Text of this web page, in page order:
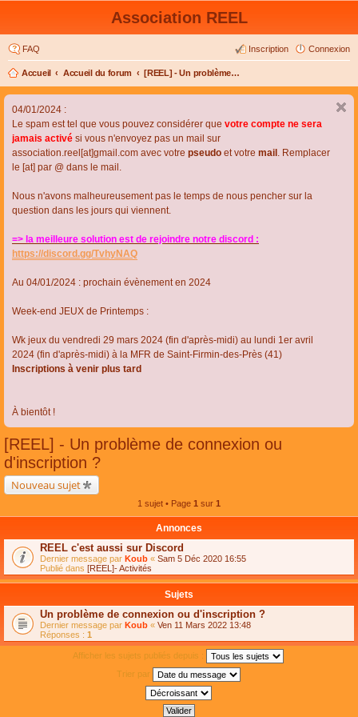
Association REEL
FAQ Connexion
Inscription
Accueil Accueil du forum [REEL] - Un problème de connexion ou d'inscription ?
04/01/2024 :
Le spam est tel que vous pouvez considérer que votre compte ne sera
jamais activé si vous n'envoyez pas un mail sur
association.reel[at]gmail.com avec votre pseudo et votre mail . Remplacer
le [at] par @ dans le mail.
Nous n'avons malheureusement pas le temps de nous pencher sur la
question dans les jours qui viennent.
=> la meilleure solution est de rejoindre notre discord :
https://discord.gg/TvhyNAQ
Au 04/01/2024 : prochain évènement en 2024
Week-end JEUX de Printemps :
Wk jeux du vendredi 29 mars 2024 (fin d'après-midi) au lundi 1er avril
2024 (fin d'après-midi) à la MFR de Saint-Firmin-des-Près (41)
Inscriptions à venir plus tard
À bientôt !
[REEL] - Un problème de connexion ou
d'inscription ?
Nouveau sujet
1 sujet • Page 1 sur 1
Annonces
REEL c'est aussi sur Discord
Dernier message par Koub « Sam 5 Déc 2020 16:55
Publié dans [REEL]- Activités
Sujets
Un problème de connexion ou d'inscription ?
Dernier message par Koub « Ven 11 Mars 2022 13:48
Réponses : 1
Afficher les sujets publiés depuis :
Trier par